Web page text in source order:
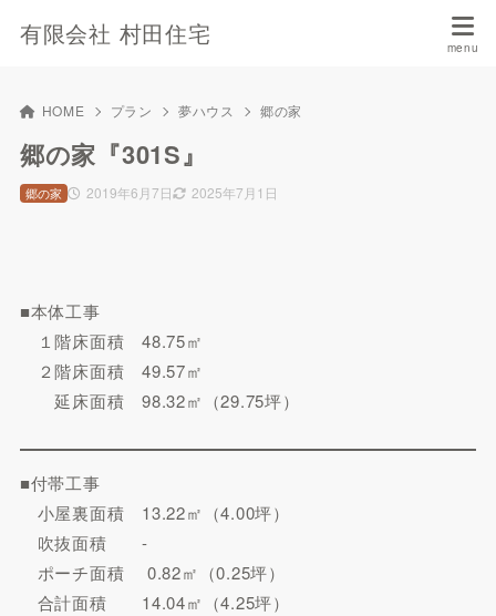
有限会社 村田住宅
HOME プラン 夢ハウス 郷の家
郷の家『301S』
2019年6月7日 2025年7月1日
郷の家
■本体工事
１階床面積 48.75㎡
２階床面積 49.57㎡
延床面積 98.32㎡（29.75坪）
■付帯工事
小屋裏面積 13.22㎡（4.00坪）
吹抜面積 -
ポーチ面積 0.82㎡（0.25坪）
合計面積 14.04㎡（4.25坪）